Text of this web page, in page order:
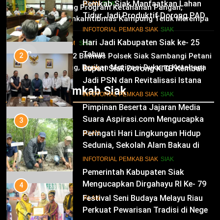
IKLAN SIAK
11
Hari Jadi Kabupaten Siak ke- 25
Tahun
IKLAN
12
Pimpinan Beserta Jajaran Media
Suara Aspirasi.com Mengucapkan
Selamat HUT RI Ke-79
IKLAN
13
Pemerintah Kabupaten Siak
Mengucapkan Dirgahayu RI Ke- 79
IKLAN
02
Dukung Program Ketahanan Pangan,
Bhabinkamtibmas Kampung Teluk Merempan
Tinjau Tanaman Jagung Waga
03
HUKRIM SIAK
Panit 2 Binmas Polsek Siak Sambangi Petani
Jagung, Berikan Motivasi Dukung Ketahanan
Pangan Nasional
Infotorial Pemkab Siak
Pemkab Siak Manfaatkan Lahan
Tidur Jadi Produktif Dorong PAD
dan Kesejahteraan Warga
INFOTORIAL PEMKAB SIAK SIAK
2
Bupati Siak Dorong KITB Kembali
Jadi PSN dan Revitalisasi Istana
Kesultanan Siak
INFOTORIAL PEMKAB SIAK SIAK
3
Peringati Hari Lingkungan Hidup
Sedunia, Sekolah Alam Bakau di
Siak Cetak Generasi Penjaga
Pesisir
INFOTORIAL PEMKAB SIAK SIAK
4
Festival Seni Budaya Melayu Riau
Perkuat Pewarisan Tradisi di Negeri